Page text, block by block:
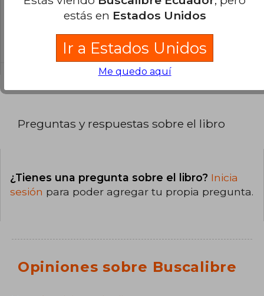
¿En qué Idioma está escrito el
El libro está escrito en Inglés.
Preguntas y respuestas sobre el libro
¿Tienes una pregunta sobre el libro? Inicia
sesión para poder agregar tu propia pregunta.
Opiniones sobre Buscalibre
estás en Estados Unidos
Ir a Estados Unidos
Me quedo aquí